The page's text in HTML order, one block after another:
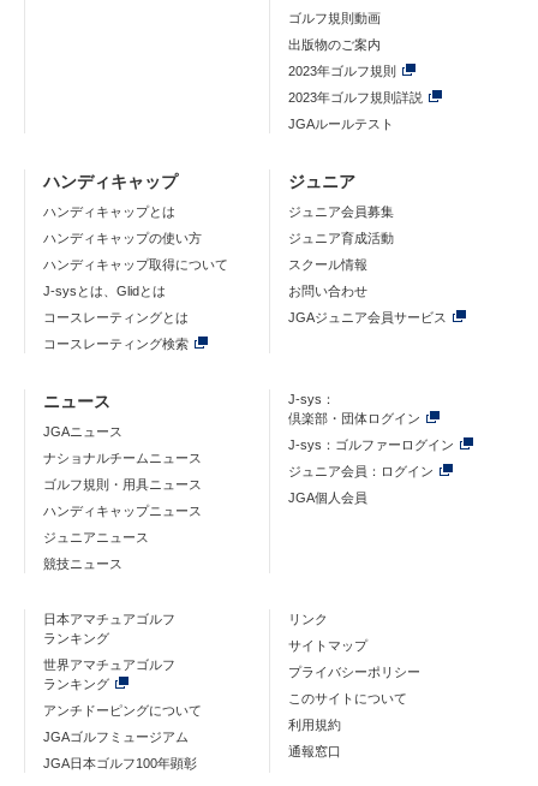
ゴルフ規則動画
出版物のご案内
2023年ゴルフ規則
2023年ゴルフ規則詳説
JGAルールテスト
ハンディキャップ
ハンディキャップとは
ハンディキャップの使い方
ハンディキャップ取得について
J-sysとは、Glidとは
コースレーティングとは
コースレーティング検索
ジュニア
ジュニア会員募集
ジュニア育成活動
スクール情報
お問い合わせ
JGAジュニア会員サービス
ニュース
JGAニュース
ナショナルチームニュース
ゴルフ規則・用具ニュース
ハンディキャップニュース
ジュニアニュース
競技ニュース
J-sys：
倶楽部・団体ログイン
J-sys：ゴルファーログイン
ジュニア会員：ログイン
JGA個人会員
日本アマチュアゴルフ
ランキング
世界アマチュアゴルフ
ランキング
アンチドーピングについて
JGAゴルフミュージアム
JGA日本ゴルフ100年顕彰
リンク
サイトマップ
プライバシーポリシー
このサイトについて
利用規約
通報窓口